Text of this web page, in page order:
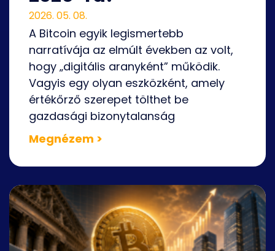
2026. 05. 08.
A Bitcoin egyik legismertebb
narratívája az elmúlt években az volt,
hogy „digitális aranyként” működik.
Vagyis egy olyan eszközként, amely
értékőrző szerepet tölthet be
gazdasági bizonytalanság
Megnézem >